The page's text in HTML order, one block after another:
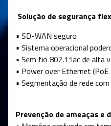
Solução de segurança
• SD-WAN seguro
• Sistema operacional
• Sem fio 802.11ac de alta
• Power over Ethernet
• Segmentação de rede
Prevenção de ameaças e